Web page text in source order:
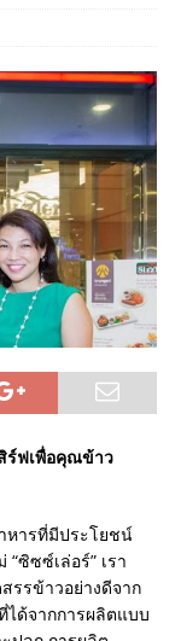
ร์ฟเพื่อคุณข้าว
หารที่มีประโยชน์
ซิซซ์เล่อร์” เรา
รรข้าวอย่างดีจาก
ได้จากการผลิตแบบ